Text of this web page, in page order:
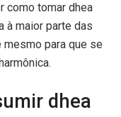
como tomar dhea
à maior parte das
para que se
dhea